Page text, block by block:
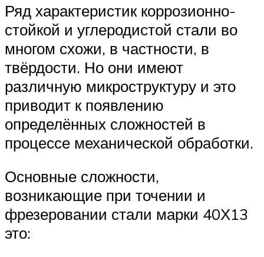
Ряд характеристик коррозионно-
стойкой и углеродистой стали во
многом схожи, в частности, в
твёрдости. Но они имеют
различную микроструктуру и это
приводит к появлению
определённых сложностей в
процессе механической обработки.
Основные сложности,
возникающие при точении и
фрезеровании стали марки 40Х13
это: